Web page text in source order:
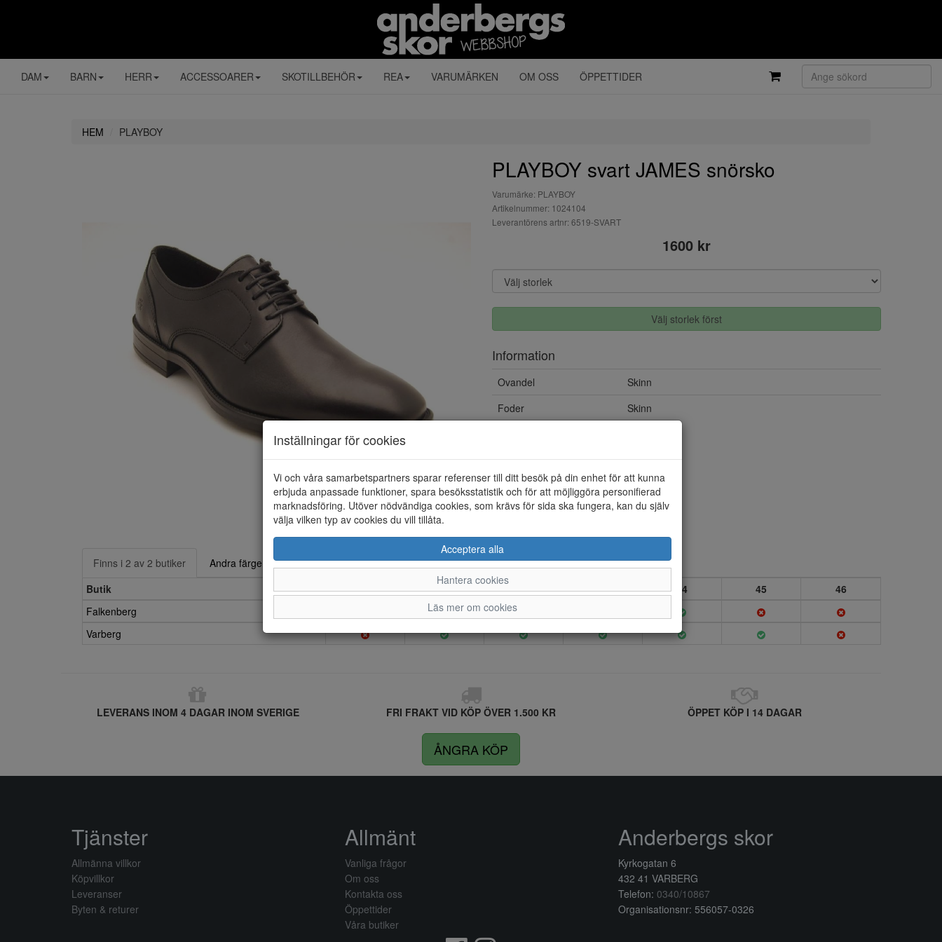
DAM BARN HERR ACCESSOARER SKOTILLBEHÖR REA VARUMÄRKEN OM OSS ÖPPETTIDER
HEM PLAYBOY
PLAYBOY svart JAMES snörsko
Varumärke: PLAYBOY
Artikelnummer: 1024104
Leverantörens artnr: 6519-SVART
1600 kr
Välj storlek först
Information
Ovandel
Skinn
Foder
Skinn
Finns i 2 av 2 butiker
Andra färger
Butik
40 41 42 43 44 45
46
Falkenberg
Varberg
LEVERANS INOM 4 DAGAR INOM SVERIGE FRI FRAKT VID KÖP ÖVER 1.500 KR ÖPPET KÖP I 14 DAGAR
ÅNGRA KÖP
Inställningar för cookies
Vi och våra samarbetspartners sparar referenser till ditt besök på din enhet för att kunna
erbjuda anpassade funktioner, spara besöksstatistik och för att möjliggöra personifierad
marknadsföring. Utöver nödvändiga cookies, som krävs för sida ska fungera, kan du själv
välja vilken typ av cookies du vill tillåta.
Acceptera alla
Hantera cookies
Läs mer om cookies
Tjänster
Allmänna villkor
Köpvillkor
Leveranser
Byten & returer
Allmänt
Vanliga frågor
Om oss
Kontakta oss
Öppettider
Våra butiker
Anderbergs skor
Kyrkogatan 6
432 41 VARBERG
Telefon: 0340/10867
Organisationsnr: 556057-0326